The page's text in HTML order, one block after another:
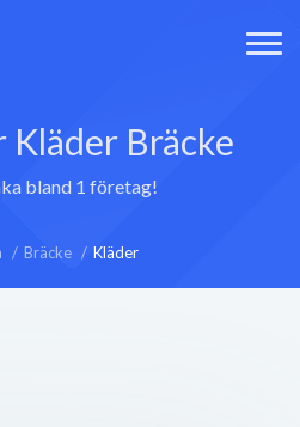
Bräcke
bland 1 företag!
Bräcke Kläder